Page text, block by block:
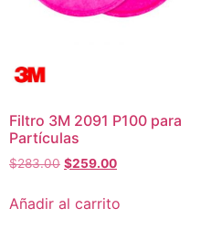
Filtro 3M 2091 P100 para
Partículas
$283.00 $259.00
Añadir al carrito